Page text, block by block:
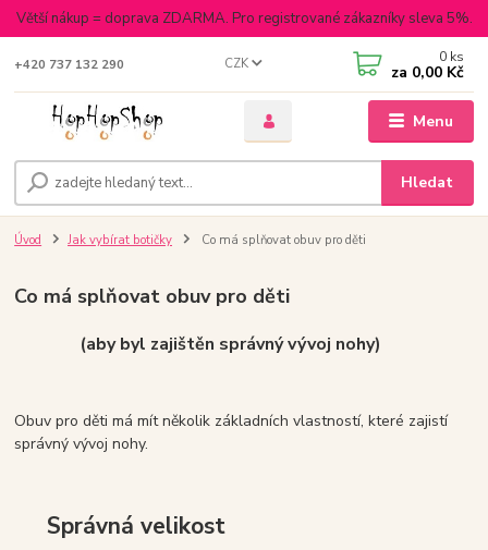
Větší nákup = doprava ZDARMA. Pro registrované zákazníky sleva 5%.
Menu
CZK
Hledat
+420 737 132 290 0 ks
za 0,00 Kč
Úvod Jak vybírat botičky Co má splňovat obuv pro děti
Co má splňovat obuv pro děti
(aby byl zajištěn správný vývoj nohy)
Obuv pro děti má mít několik základních vlastností, které zajistí
správný vývoj nohy.
Správná velikost